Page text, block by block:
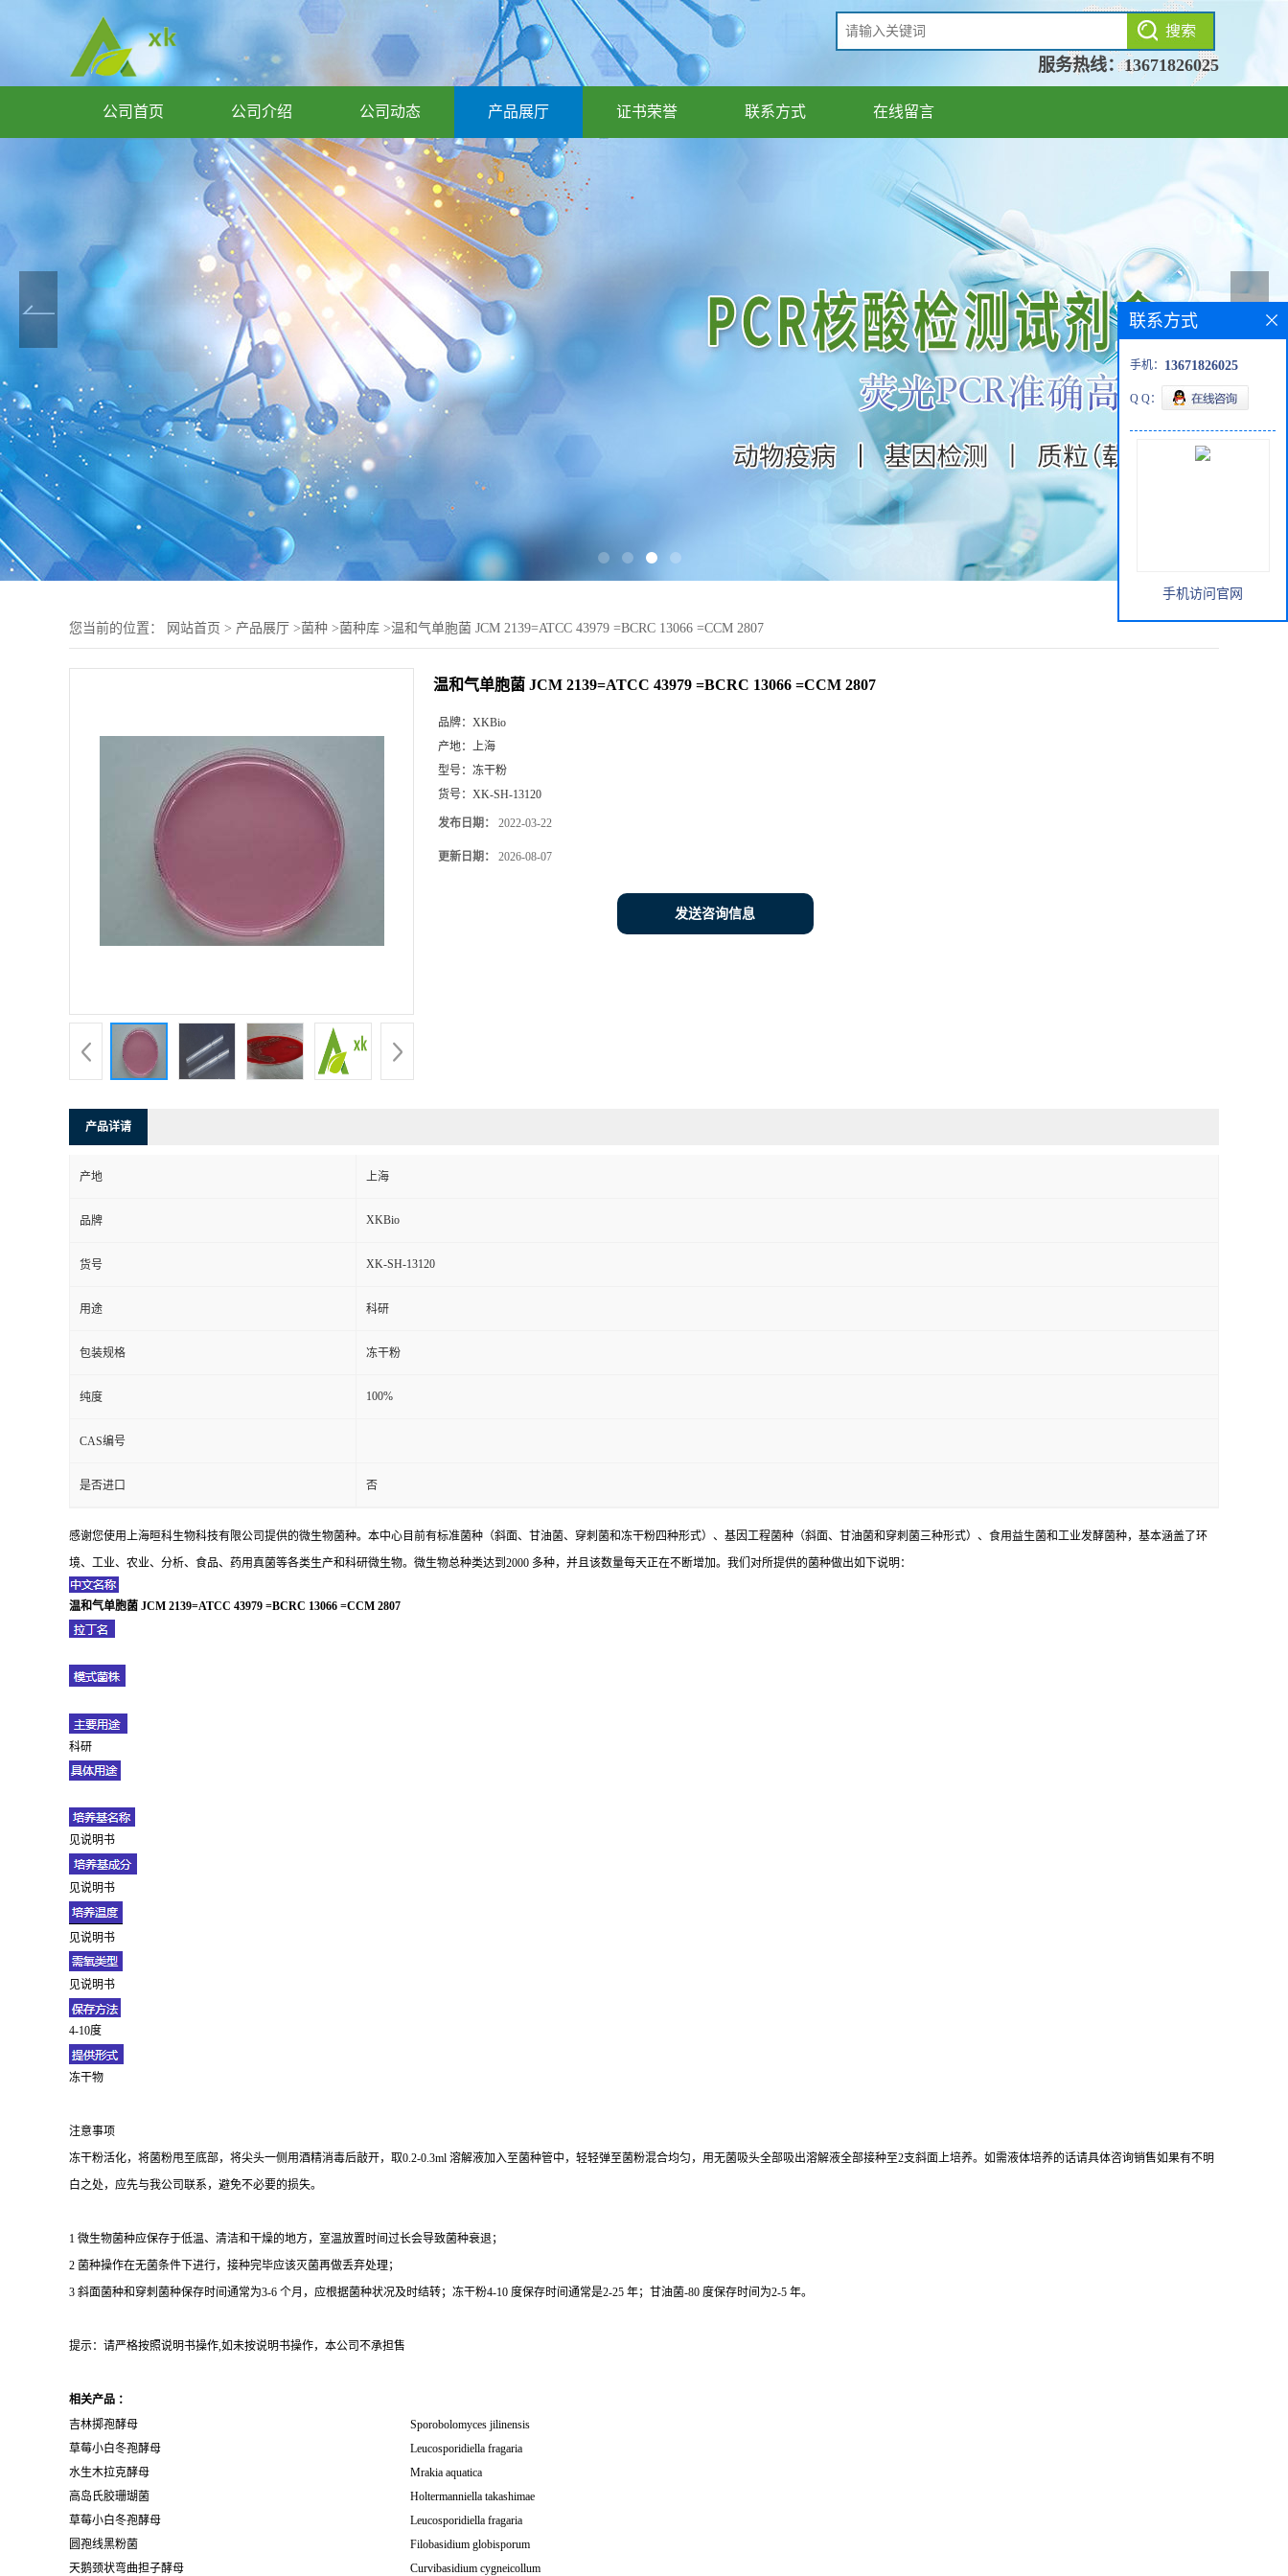
服务热线：13671826025
公司首页 公司介绍 公司动态 产品展厅 证书荣誉 联系方式 在线留言
您当前的位置： 网站首页 > 产品展厅 >菌种 >菌种库 >温和气单胞菌 JCM 2139=ATCC 43979 =BCRC 13066 =CCM 2807
温和气单胞菌 JCM 2139=ATCC 43979 =BCRC 13066 =CCM 2807
品牌： XKBio
产地： 上海
型号： 冻干粉
货号： XK-SH-13120
发布日期： 2022-03-22
更新日期： 2026-08-07
发送咨询信息
产品详请
产地 上海
品牌 XKBio
货号 XK-SH-13120
用途 科研
包装规格 冻干粉
纯度 100%
CAS编号
是否进口 否
感谢您使用上海晅科生物科技有限公司提供的微生物菌种。本中心目前有标准菌种（斜面、甘油菌、穿刺菌和冻干粉四种形式）、基因工程菌种（斜面、甘油菌和穿刺菌三种形式）、食用益生菌和工业发酵菌种，基本涵盖了环
境、工业、农业、分析、食品、药用真菌等各类生产和科研微生物。微生物总种类达到2000 多种，并且该数量每天正在不断增加。我们对所提供的菌种做出如下说明：
温和气单胞菌 JCM 2139=ATCC 43979 =BCRC 13066 =CCM 2807
科研
见说明书
见说明书
见说明书
见说明书
4-10度
冻干物
注意事项
冻干粉活化，将菌粉甩至底部，将尖头一侧用酒精消毒后敲开，取0.2-0.3ml 溶解液加入至菌种管中，轻轻弹至菌粉混合均匀，用无菌吸头全部吸出溶解液全部接种至2支斜面上培养。如需液体培养的话请具体咨询销售如果有不明
白之处，应先与我公司联系，避免不必要的损失。
1 微生物菌种应保存于低温、清洁和干燥的地方，室温放置时间过长会导致菌种衰退；
2 菌种操作在无菌条件下进行，接种完毕应该灭菌再做丢弃处理；
3 斜面菌种和穿刺菌种保存时间通常为3-6 个月，应根据菌种状况及时结转；冻干粉4-10 度保存时间通常是2-25 年；甘油菌-80 度保存时间为2-5 年。
提示：请严格按照说明书操作,如未按说明书操作，本公司不承担售
相关产品 ：
吉林掷孢酵母
Sporobolomyces jilinensis
草莓小白冬孢酵母
Leucosporidiella fragaria
水生木拉克酵母
Mrakia aquatica
高岛氏胶珊瑚菌
Holtermanniella takashimae
草莓小白冬孢酵母
Leucosporidiella fragaria
圆孢线黑粉菌
Filobasidium globisporum
天鹅颈状弯曲担子酵母
Curvibasidium cygneicollum
联系方式
手机： 13671826025
Q Q：
手机访问官网